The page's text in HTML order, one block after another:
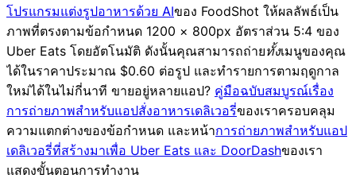
โปรแกรมแต่งรูปอาหารด้วย AIของ FoodShot ให้ผลลัพธ์เป็น
ภาพที่ตรงตามข้อกำหนด 1200 × 800px อัตราส่วน 5:4 ของ
Uber Eats โดยอัตโนมัติ ดังนั้นคุณสามารถถ่ายทั้งเมนูของคุณ
ได้ในราคาประมาณ $0.60 ต่อรูป และทำรายการตามฤดูกาล
ใหม่ได้ในไม่กี่นาที ขายอยู่หลายแอป? คู่มือฉบับสมบูรณ์เรื่อง
การถ่ายภาพสำหรับแอปสั่งอาหารเดลิเวอรี่ของเราครอบคลุม
ความแตกต่างของข้อกำหนด และหน้าการถ่ายภาพสำหรับแอป
เดลิเวอรี่ที่สร้างมาเพื่อ Uber Eats และ DoorDashของเรา
แสดงขั้นตอนการทำงาน